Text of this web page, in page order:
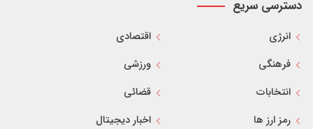
دسترسی سریع
انرژی
اقتصادی
فرهنگی
ورزشی
انتخابات
قضائی
رمز ارز ها
اخبار دیجیتال